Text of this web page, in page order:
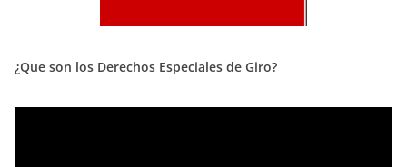
¿Que son los Derechos Especiales de Giro?